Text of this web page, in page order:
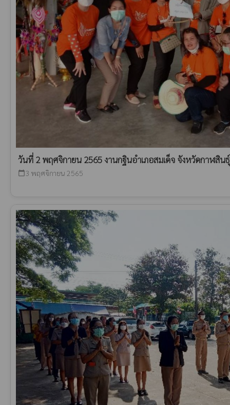
วันที่ 2 พฤศจิกายน 2565 งานกฐินอำเภอสมเด็จ จังหวัดกาฬสินธุ์
calendar_today 3 พฤศจิกายน 2565